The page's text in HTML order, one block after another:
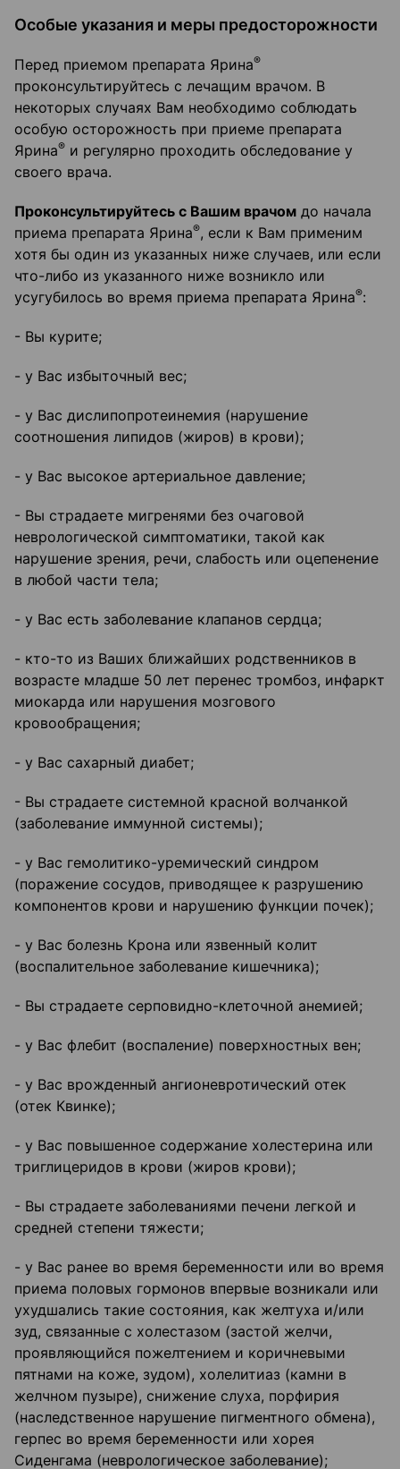
Особые указания и меры предосторожности
Перед приемом препарата Ярина®
проконсультируйтесь с лечащим врачом. В
некоторых случаях Вам необходимо соблюдать
особую осторожность при приеме препарата
Ярина® и регулярно проходить обследование у
своего врача.
Проконсультируйтесь с Вашим врачом до начала
приема препарата Ярина®, если к Вам применим
хотя бы один из указанных ниже случаев, или если
что-либо из указанного ниже возникло или
усугубилось во время приема препарата Ярина®:
- Вы курите;
- у Вас избыточный вес;
- у Вас дислипопротеинемия (нарушение
соотношения липидов (жиров) в крови);
- у Вас высокое артериальное давление;
- Вы страдаете мигренями без очаговой
неврологической симптоматики, такой как
нарушение зрения, речи, слабость или оцепенение
в любой части тела;
- у Вас есть заболевание клапанов сердца;
- кто-то из Ваших ближайших родственников в
возрасте младше 50 лет перенес тромбоз, инфаркт
миокарда или нарушения мозгового
кровообращения;
- у Вас сахарный диабет;
- Вы страдаете системной красной волчанкой
(заболевание иммунной системы);
- у Вас гемолитико-уремический синдром
(поражение сосудов, приводящее к разрушению
компонентов крови и нарушению функции почек);
- у Вас болезнь Крона или язвенный колит
(воспалительное заболевание кишечника);
- Вы страдаете серповидно-клеточной анемией;
- у Вас флебит (воспаление) поверхностных вен;
- у Вас врожденный ангионевротический отек
(отек Квинке);
- у Вас повышенное содержание холестерина или
триглицеридов в крови (жиров крови);
- Вы страдаете заболеваниями печени легкой и
средней степени тяжести;
- у Вас ранее во время беременности или во время
приема половых гормонов впервые возникали или
ухудшались такие состояния, как желтуха и/или
зуд, связанные с холестазом (застой желчи,
проявляющийся пожелтением и коричневыми
пятнами на коже, зудом), холелитиаз (камни в
желчном пузыре), снижение слуха, порфирия
(наследственное нарушение пигментного обмена),
герпес во время беременности или хорея
Сиденгама (неврологическое заболевание);